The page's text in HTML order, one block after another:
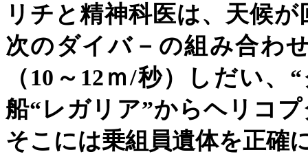
リチと精神科医は、天候
次のダイバ－の組み合わ
（10 ～ 12 ｍ/秒）しだい、 “
船“レガリア”からヘリコ
そこには乗組員遺体を正確